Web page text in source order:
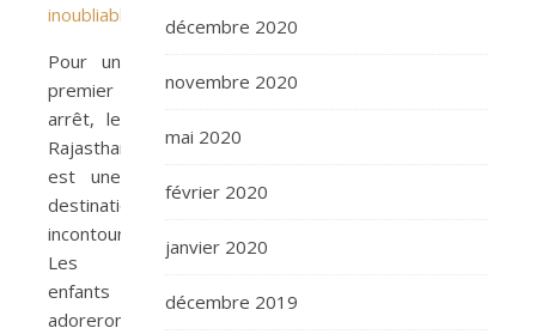
inoubliables
Pour un
premier
arrêt, le
Rajasthan
est une
destination
incontournable.
Les
enfants
adoreront
décembre 2020
novembre 2020
mai 2020
février 2020
janvier 2020
décembre 2019